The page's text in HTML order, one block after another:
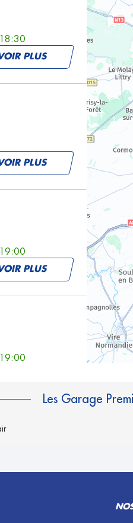
PLUS
PLUS
PLUS
Les Garage